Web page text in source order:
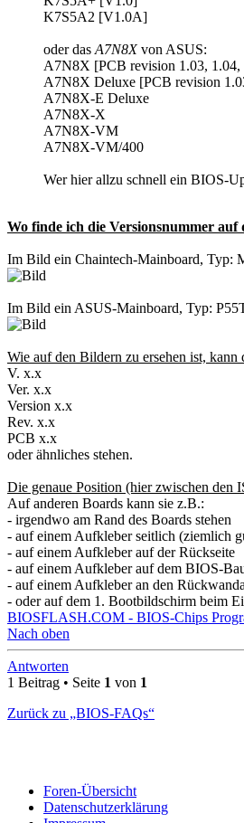
K7S5A2 [V1.0A]
oder das A7N8Xvon ASUS:
A7N8X [PCB revision 1.03, 1.04,
A7N8X Deluxe [PCB revision
A7N8X-E Deluxe
A7N8X-X
A7N8X-VM
A7N8X-VM/400
Wer hier allzu schnell ein BIOS-
Wo finde ich die Versionsnummer auf
Im Bild ein Chaintech-Mainboard, Typ:
Im Bild ein ASUS-Mainboard, Typ:
Wie auf den Bildern zu ersehen ist,
V. x.x
Ver. x.x
Version x.x
Rev. x.x
PCB x.x
oder ähnliches stehen.
Die genaue Position (hier zwischen den
Auf anderen Boards kann sie z.B.:
- irgendwo am Rand des Boards stehen
- auf einem Aufkleber seitlich (ziemlich
- auf einem Aufkleber auf der Rückseite
- auf einem Aufkleber auf dem BIOS-
- auf einem Aufkleber an den
- oder auf dem 1. Bootbildschirm beim
BIOSFLASH.COM - BIOS-Chips
Nach oben
Antworten
1 Beitrag • Seite 1 von 1
Zurück zu „BIOS-FAQs“
Foren-Übersicht
Datenschutzerklärung